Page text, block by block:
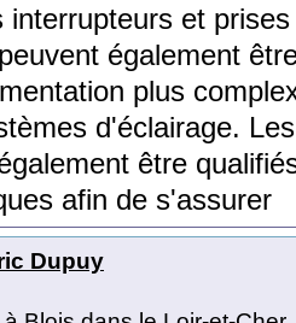
interrupteurs et prises
peuvent également ê
ation plus
èmes d'éclairage. Les
galement être qualifi
afin de s'assurer
Dupuy